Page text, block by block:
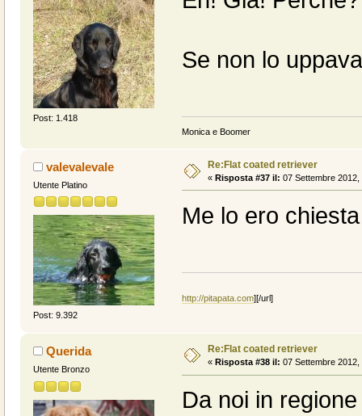
Post: 1.418
Se non lo
Monica e Boomer
valevalevale
Utente Platino
Post: 9.392
Re:Flat coated retriever
« Risposta #37 il: 07 Settembre 2012,
Me lo ero
http://pitapata.com][/url]
Querida
Utente Bronzo
Re:Flat coated retriever
« Risposta #38 il: 07 Settembre 2012,
Da noi in